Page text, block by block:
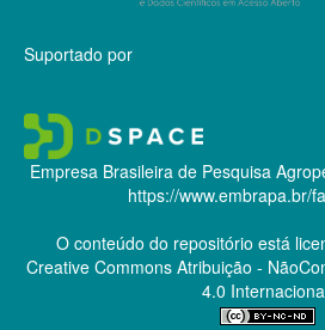
Suportado por
Empresa Brasileira de Pesquisa
https://www.embrapa.br/
O conteúdo do repositório está
Creative CommonsAtribuição -
4.0